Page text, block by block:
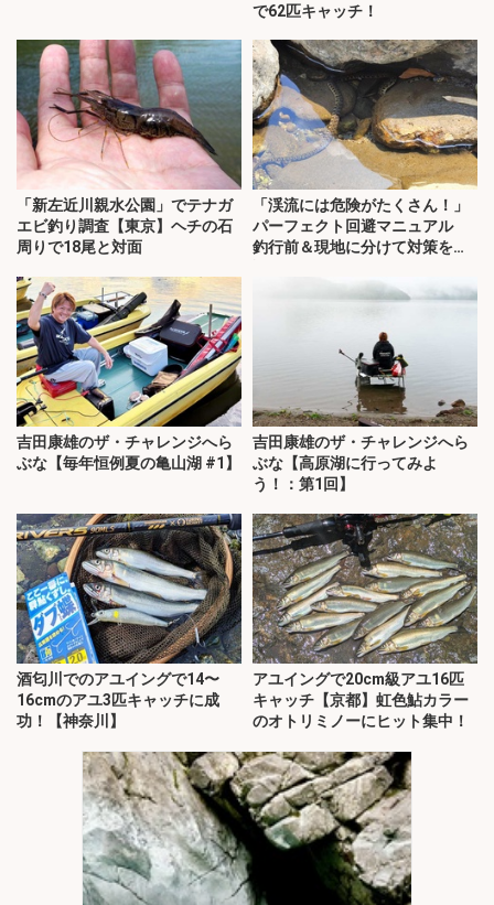
で62匹キャッチ！
「新左近川親水公園」でテナガ
エビ釣り調査【東京】ヘチの石
周りで18尾と対面
「渓流には危険がたくさん！」
パーフェクト回避マニュアル
釣行前＆現地に分けて対策を解
吉田康雄のザ・チャレンジへら
ぶな【毎年恒例夏の亀山湖 #1】
吉田康雄のザ・チャレンジへら
ぶな【高原湖に行ってみよ
う！：第1回】
酒匂川でのアユイングで14〜
16cmのアユ3匹キャッチに成
功！【神奈川】
アユイングで20cm級アユ16匹
キャッチ【京都】虹色鮎カラー
のオトリミノーにヒット集中！